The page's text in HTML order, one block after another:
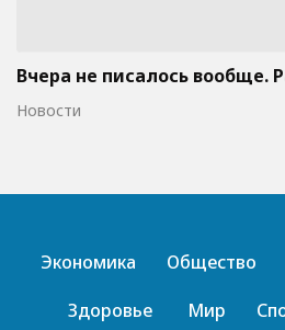
Вчера не писалось вообще.
Новости
Экономика Общество
Здоровье
Мир